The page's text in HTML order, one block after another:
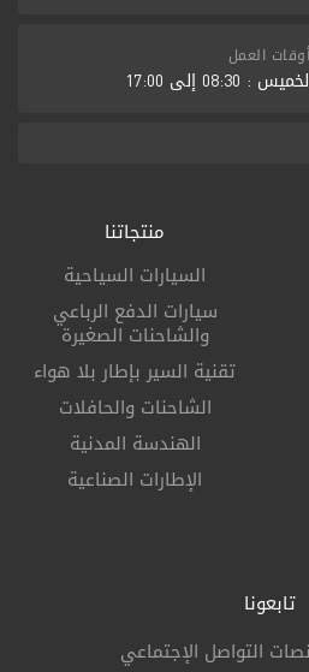
أوقات العمل
إلى 17:00
منتجاتنا
السيارات السياحية
سيارات الدفع الرباعي
والشاحنات الصغيرة
تقنية السير بإطار بلا هواء
الشاحنات والحافلات
الهندسة المدنية
الإطارات الصناعية
تابعونا
التواصل الإجتماعي